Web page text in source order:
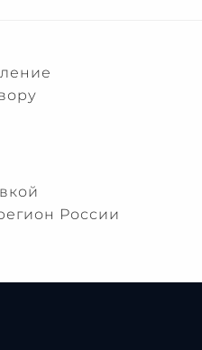
России